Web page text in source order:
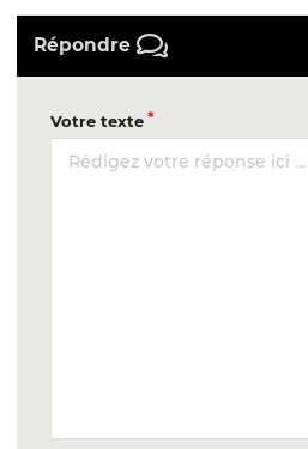
Répondre
Votre texte